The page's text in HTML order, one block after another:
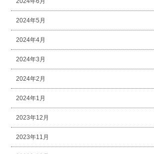
2024年5月
2024年4月
2024年3月
2024年2月
2024年1月
2023年12月
2023年11月